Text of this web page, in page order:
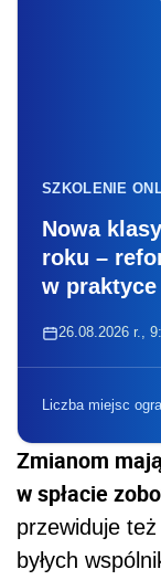
SZKOLENIE
Nowa
roku –
w praktyce
26.08.2026 r.,
Liczba miejsc
Zmianom
w spłacie
przewiduje
byłych